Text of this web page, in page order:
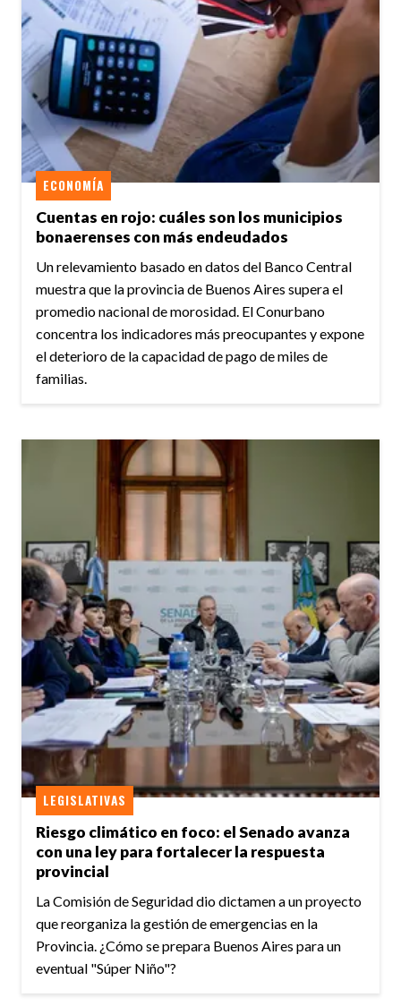
Cuentas en rojo: cuáles son los municipios
bonaerenses con más endeudados
ECONOMÍA
Un relevamiento basado en datos del Banco Central
muestra que la provincia de Buenos Aires supera el
promedio nacional de morosidad. El Conurbano
concentra los indicadores más preocupantes y expone
el deterioro de la capacidad de pago de miles de
familias.
Riesgo climático en foco: el Senado avanza
con una ley para fortalecer la respuesta
provincial
LEGISLATIVAS
La Comisión de Seguridad dio dictamen a un proyecto
que reorganiza la gestión de emergencias en la
Provincia. ¿Cómo se prepara Buenos Aires para un
eventual "Súper Niño"?